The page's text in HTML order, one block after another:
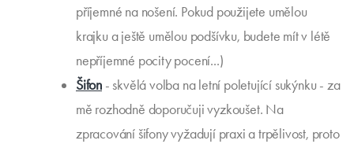
příjemné na nošení. Pokud použijete umělou
krajku a ještě umělou podšívku, budete mít v létě
nepříjemné pocity pocení...)
Šifon - skvělá volba na letní poletující sukýnku - za
mě rozhodně doporučuji vyzkoušet. Na
zpracování šifony vyžadují praxi a trpělivost, proto